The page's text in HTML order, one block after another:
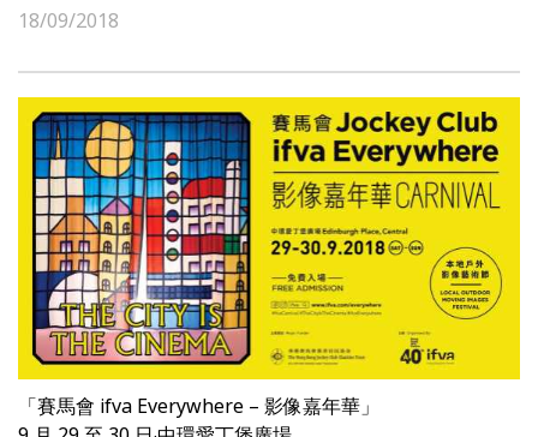
18/09/2018
「賽馬會 ifva Everywhere – 影像嘉年華」